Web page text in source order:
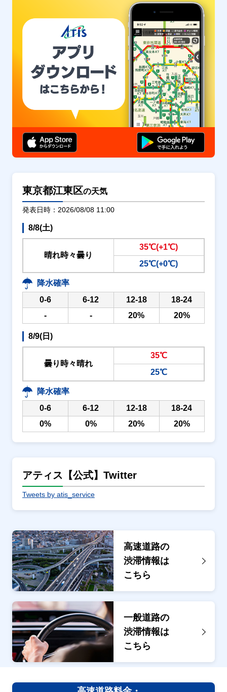
東京都江東区の天気
発表日時：2026/08/08 11:00
8/8(土)
晴れ時々曇り
35℃(+1℃)
25℃(+0℃)
降水確率
0-6
6-12 12-18
18-24
-
- 20% 20%
8/9(日)
曇り時々晴れ
35℃
25℃
降水確率
0-6
6-12 12-18
18-24
0%
0% 20% 20%
アティス【公式】Twitter
Tweets by atis_service
高速道路の
渋滞情報は
こちら
一般道路の
渋滞情報は
こちら